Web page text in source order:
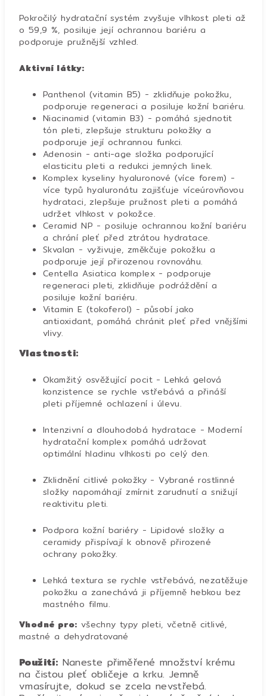
Pokročilý hydratační systém zvyšuje vlhkost pleti až
o 59,9 %, posiluje její ochrannou bariéru a
podporuje pružnější vzhled.
Aktivní látky:
Panthenol (vitamin B5) - zklidňuje pokožku,
podporuje regeneraci a posiluje kožní bariéru.
Niacinamid (vitamin B3) - pomáhá sjednotit
tón pleti, zlepšuje strukturu pokožky a
podporuje její ochrannou funkci.
Adenosin - anti-age složka podporující
elasticitu pleti a redukci jemných linek.
Komplex kyseliny hyaluronové (více forem) -
více typů hyaluronátu zajišťuje víceúrovňovou
hydrataci, zlepšuje pružnost pleti a pomáhá
udržet vlhkost v pokožce.
Ceramid NP - posiluje ochrannou kožní bariéru
a chrání pleť před ztrátou hydratace.
Skvalan - vyživuje, změkčuje pokožku a
podporuje její přirozenou rovnováhu.
Centella Asiatica komplex - podporuje
regeneraci pleti, zklidňuje podráždění a
posiluje kožní bariéru.
Vitamin E (tokoferol) - působí jako
antioxidant, pomáhá chránit pleť před vnějšími
vlivy.
Vlastnosti:
Okamžitý osvěžující pocit - Lehká gelová
konzistence se rychle vstřebává a přináší
pleti příjemné ochlazení i úlevu.
Intenzivní a dlouhodobá hydratace - Moderní
hydratační komplex pomáhá udržovat
optimální hladinu vlhkosti po celý den.
Zklidnění citlivé pokožky - Vybrané rostlinné
složky napomáhají zmírnit zarudnutí a snižují
reaktivitu pleti.
Podpora kožní bariéry - Lipidové složky a
ceramidy přispívají k obnově přirozené
ochrany pokožky.
Lehká textura se rychle vstřebává, nezatěžuje
pokožku a zanechává ji příjemně hebkou bez
mastného filmu.
Vhodné pro: všechny typy pleti, včetně citlivé,
mastné a dehydratované
Použití: Naneste přiměřené množství krému
na čistou pleť obličeje a krku. Jemně
vmasírujte, dokud se zcela nevstřebá.